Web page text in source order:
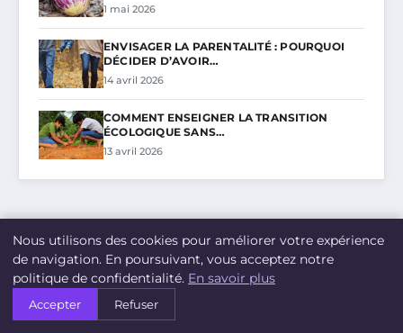
1 mai 2026
ENVISAGER LA PARENTALITÉ : POURQUOI
DÉCIDER D’AVOIR…
14 avril 2026
COMMENT ENSEIGNER LA TRANSITION
ÉCOLOGIQUE SANS…
13 avril 2026
Nous utilisons des cookies pour améliorer votre expérience
de navigation. En poursuivant, vous acceptez notre
politique de confidentialité. En savoir plus
Accepter Refuser